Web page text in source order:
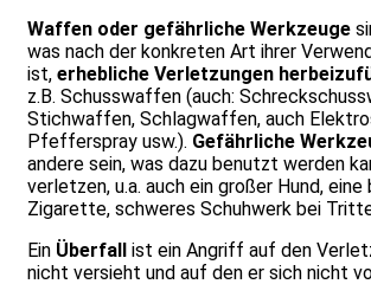
Waffen oder gefährliche Werkzeuge
was nach der konkreten Art ihrer
ist, erhebliche Verletzungen
z.B. Schusswaffen (auch:
Stichwaffen, Schlagwaffen, auch
Pfefferspray usw.). Gefährliche
andere sein, was dazu benutzt werden
verletzen, u.a. auch ein großer Hund, eine
Zigarette, schweres Schuhwerk bei
Ein Überfall ist ein Angriff auf den
nicht versieht und auf den er sich nicht